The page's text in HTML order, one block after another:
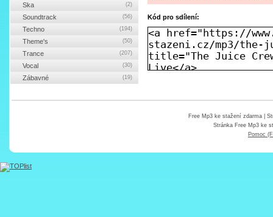
Kód pro sdílení:
Ska (2)
Soundtrack (56)
Techno (194)
Theme's (50)
Trance (207)
Vocal (30)
Zábavné (19)
Free Mp3 ke stažení zdarma|
Stránka Free Mp3 ke
Pomoc